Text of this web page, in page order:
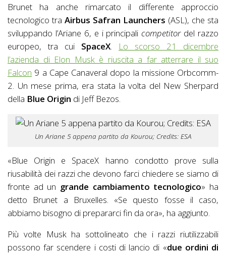
Brunet ha anche rimarcato il differente approccio
tecnologico tra Airbus Safran Launchers (ASL), che sta
sviluppando l’Ariane 6, e i principali competitordel razzo
europeo, tra cui SpaceX. Lo scorso 21 dicembre
l’azienda di Elon Musk è riuscita a far atterrare il suo
Falcon 9 a Cape Canaveral dopo la missione Orbcomm-
2. Un mese prima, era stata la volta del New Sherpard
della Blue Origin di Jeff Bezos.
Un Ariane 5 appena partito da Kourou; Credits: ESA
«Blue Origin e SpaceX hanno condotto prove sulla
riusabilità dei razzi che devono farci chiedere se siamo di
fronte ad un grande cambiamento tecnologico» ha
detto Brunet a Bruxelles. «Se questo fosse il caso,
abbiamo bisogno di prepararci fin da ora», ha aggiunto.
Più volte Musk ha sottolineato che i razzi riutilizzabili
possono far scendere i costi di lancio di «due ordini di